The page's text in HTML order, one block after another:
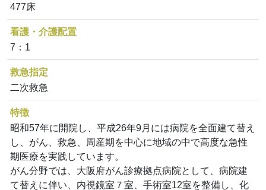
477床
看護・介護配置
7：1
救急指定
二次救急
特徴
昭和57年に開院し、平成26年9月には病院を全面建て替え
し、がん、救急、周産期を中心に地域の中で高度な急性
期医療を実践しています。
がん分野では、大阪府がん診療拠点病院として、病院建
て替えに伴い、内視鏡室７室、手術室12室を整備し、化